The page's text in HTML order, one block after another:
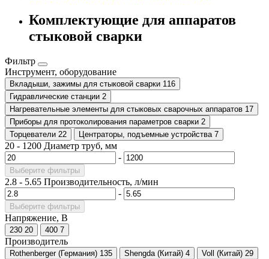
Комплектующие для аппаратов
стыковой сварки
Фильтр
Инструмент, оборудование
Вкладыши, зажимы для стыковой сварки 116
Гидравлические станции 2
Нагревательные элементы для стыковых сварочных аппаратов 17
Приборы для протоколирования параметров сварки 2
Торцеватели 22 Центраторы, подъемные устройства 7
20 - 1200 Диаметр труб, мм
-
Выберите фильтры
2.8 - 5.65 Производительность, л/мин
-
Выберите фильтры
Напряжение, В
230 20 400 7
Производитель
Rothenberger (Германия) 135 Shengda (Китай) 4 Voll (Китай) 29